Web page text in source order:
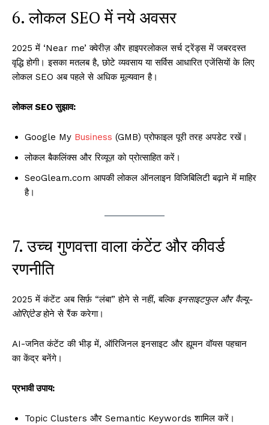
6. लोकल SEO में नये अवसर
2025 में ‘Near me’ क्वेरीज़ और हाइपरलोकल सर्च ट्रेंड्स में जबरदस्त
वृद्धि होगी। इसका मतलब है, छोटे व्यवसाय या सर्विस आधारित एजेंसियों के लिए
लोकल SEO अब पहले से अधिक मूल्यवान है।
लोकल SEO सुझाव:
Google My Business (GMB) प्रोफाइल पूरी तरह अपडेट रखें।
लोकल बैकलिंक्स और रिव्यूज़ को प्रोत्साहित करें।
SeoGleam.com आपकी लोकल ऑनलाइन विजिबिलिटी बढ़ाने में माहिर
है।
7. उच्च गुणवत्ता वाला कंटेंट और कीवर्ड
रणनीति
2025 में कंटेंट अब सिर्फ़ “लंबा” होने से नहीं, बल्कि इनसाइटफुल और वैल्यू-
ओरिएंटेडहोने से रैंक करेगा।
AI-जनित कंटेंट की भीड़ में, ऑरिजिनल इनसाइट और ह्यूमन वॉयस पहचान
का केंद्र बनेंगे।
प्रभावी उपाय:
Topic Clusters और Semantic Keywords शामिल करें।